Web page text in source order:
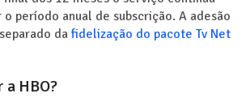
período anual de subscrição. A adesão
dafidelização do pacote Tv Net
a HBO?